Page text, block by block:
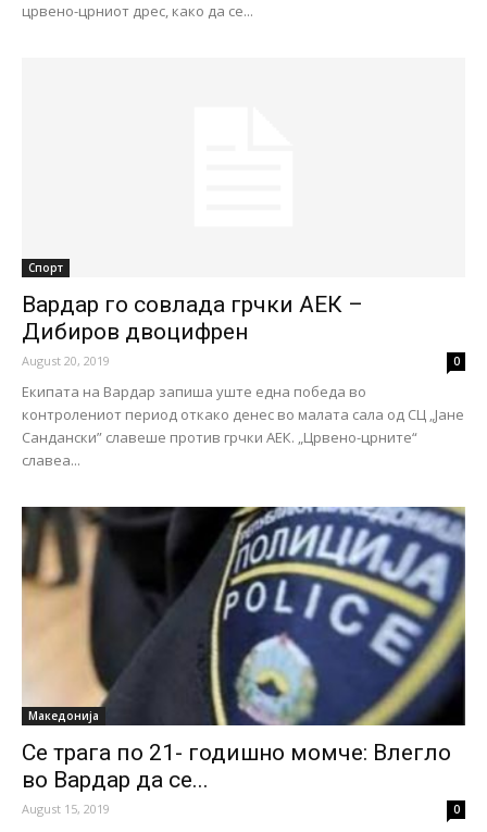
црвено-црниот дрес, како да се...
Спорт
Вардар го совлада грчки АЕК –
Дибиров двоцифрен
August 20, 2019 0
Екипата на Вардар запиша уште една победа во
контролениот период откако денес во малата сала од СЦ „Јане
Сандански” славеше против грчки АЕК. „Црвено-црните“
славеа...
Македонија
Се трага по 21- годишно момче: Влегло
во Вардар да се...
August 15, 2019 0